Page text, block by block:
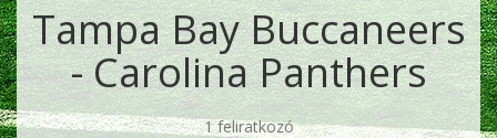
Tampa Bay Buccaneers
- Carolina Panthers
1 feliratkozó